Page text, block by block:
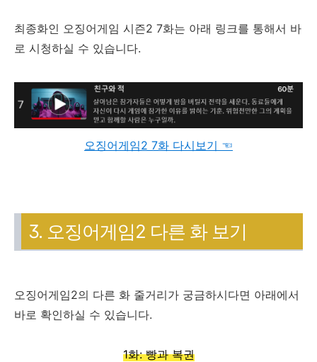
최종화인 오징어게임 시즌2 7화는 아래 링크를 통해서 바
로 시청하실 수 있습니다.
오징어게임2 7화 다시보기 ☜
3. 오징어게임2 다른 화 보기
오징어게임2의 다른 화 줄거리가 궁금하시다면 아래에서
바로 확인하실 수 있습니다.
1화: 빵과 복권